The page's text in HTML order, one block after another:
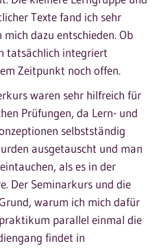
Texte fand ich sehr
dazu entschieden. Ob
tatsächlich integriert
Zeitpunkt noch offen.
waren sehr hilfreich für
Prüfungen, da Lern- und
selbstständig
ausgetauscht und man
als es in der
Der Seminarkurs und die
warum ich mich dafür
parallel einmal die
findet in